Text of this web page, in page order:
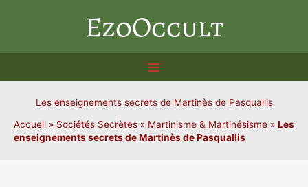
EzoOccult
Les enseignements secrets de Martinès de Pasquallis
Accueil » Sociétés Secrètes » Martinisme & Martinésisme » Les
enseignements secrets de Martinès de Pasquallis